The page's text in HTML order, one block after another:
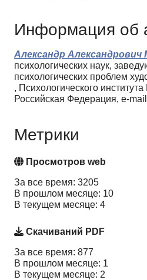
Информация об
Александр Александрович
психологических наук,
психологических проблем
, Психологического
Российская Федерация, e-
Метрики
Просмотров web
За все время: 3205
В прошлом месяце: 10
В текущем месяце: 4
Скачиваний PDF
За все время: 877
В прошлом месяце: 1
В текущем месяце: 2